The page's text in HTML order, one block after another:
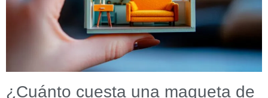
¿Cuánto cuesta una maqueta de